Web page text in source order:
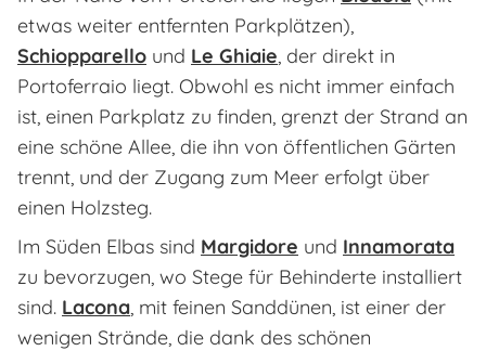
etwas weiter entfernten Parkplätzen),
Schiopparello und Le Ghiaie, der direkt in
Portoferraio liegt. Obwohl es nicht immer einfach
ist, einen Parkplatz zu finden, grenzt der Strand an
eine schöne Allee, die ihn von öffentlichen Gärten
trennt, und der Zugang zum Meer erfolgt über
einen Holzsteg.
Im Süden Elbas sind ​Margidore und ​Innamorata
zu bevorzugen, wo Stege für Behinderte installiert
sind. Lacona, mit feinen Sanddünen, ist einer der
wenigen Strände, die dank des schönen